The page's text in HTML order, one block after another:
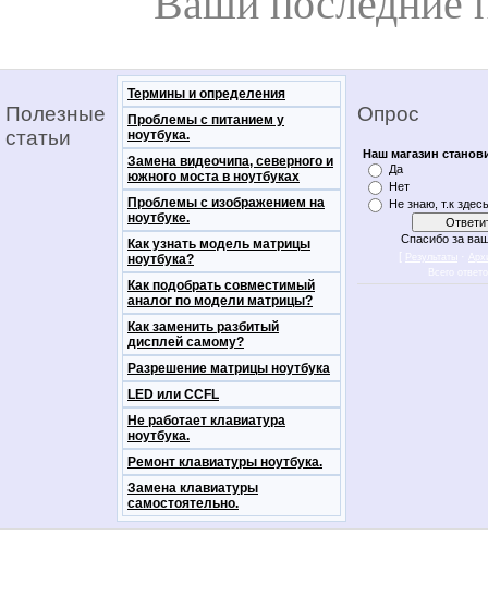
Полезные
статьи
Термины и определения
Проблемы с питанием у
ноутбука.
Замена видеочипа, северного и
южного моста в ноутбуках
Проблемы с изображением на
ноутбуке.
Как узнать модель матрицы
ноутбука?
Как подобрать совместимый
аналог по модели матрицы?
Как заменить разбитый
дисплей самому?
Разрешение матрицы ноутбука
LED или CCFL
Не работает клавиатура
ноутбука.
Ремонт клавиатуры ноутбука.
Замена клавиатуры
самостоятельно.
Опрос
Наш магазин
Да
Нет
Не знаю, т.к
Спасибо за